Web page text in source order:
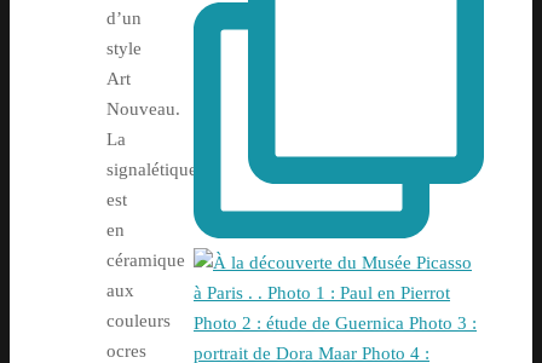
d’un
style
Art
Nouveau.
La
signalétique
est
en
céramique
aux
couleurs
ocres